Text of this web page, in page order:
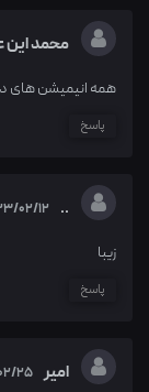
محمد این
همه انیمیشن های
پاسخ
..
02/12
زیبا
پاسخ
امیر 25